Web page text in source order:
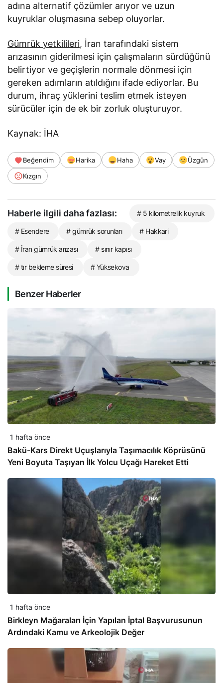
adına alternatif çözümler arıyor ve uzun
kuyruklar oluşmasına sebep oluyorlar.
Gümrük yetkilileri, İran tarafındaki sistem
arızasının giderilmesi için çalışmaların sürdüğünü
belirtiyor ve geçişlerin normale dönmesi için
gereken adımların atıldığını ifade ediyorlar. Bu
durum, ihraç yüklerini teslim etmek isteyen
sürücüler için de ek bir zorluk oluşturuyor.
Kaynak: İHA
Beğendim Harika Haha Vay
Üzgün
Kızgın
Haberle ilgili daha fazlası: # 5 kilometrelik kuyruk
# Esendere # gümrük sorunları # Hakkari
# İran gümrük arızası # sınır kapısı
# tır bekleme süresi # Yüksekova
Benzer Haberler
1 hafta önce
Bakü-Kars Direkt Uçuşlarıyla Taşımacılık Köprüsünü
Yeni Boyuta Taşıyan İlk Yolcu Uçağı Hareket Etti
1 hafta önce
Birkleyn Mağaraları İçin Yapılan İptal Başvurusunun
Ardındaki Kamu ve Arkeolojik Değer